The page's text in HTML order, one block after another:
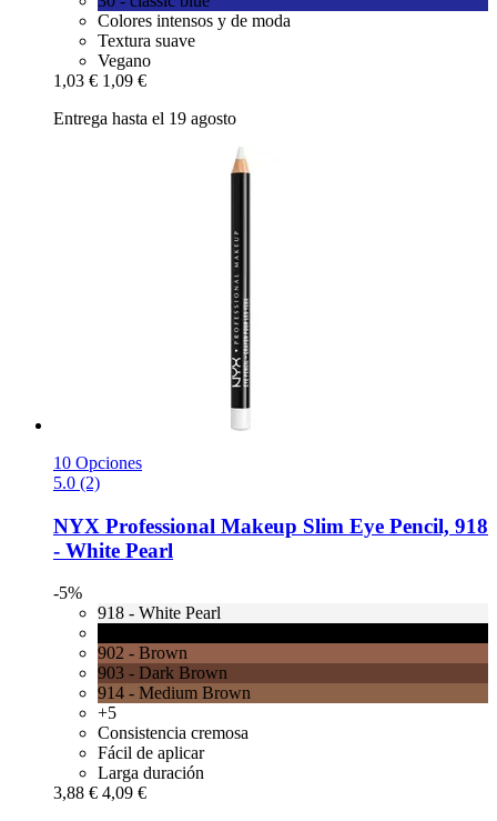
Colores intensos y de moda
Textura suave
Vegano
1,03 € 1,09 €
Entrega hasta el 19 agosto
10 Opciones
5.0 (2)
NYX Professional Makeup Slim Eye Pencil, 918
-​ White Pearl
-5%
918 - White Pearl
902 - Brown
903 - Dark Brown
914 - Medium Brown
+5
Consistencia cremosa
Fácil de aplicar
Larga duración
3,88 € 4,09 €